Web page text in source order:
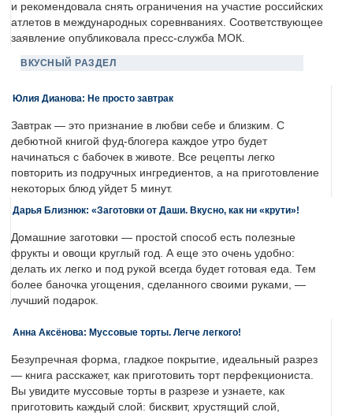
и рекомендовала снять ограничения на участие российских
атлетов в международных соревнваниях. Соответствующее
заявление опубликовала пресс-служба МОК.
ВКУСНЫЙ РАЗДЕЛ
Юлия Дианова: Не просто завтрак
Завтрак — это признание в любви себе и близким. С
дебютной книгой фуд-блогера каждое утро будет
начинаться с бабочек в животе. Все рецепты легко
повторить из подручных ингредиентов, а на приготовление
некоторых блюд уйдет 5 минут.
Дарья Близнюк: «Заготовки от Даши. Вкусно, как ни «крути»!
Домашние заготовки — простой способ есть полезные
фрукты и овощи круглый год. А еще это очень удобно:
делать их легко и под рукой всегда будет готовая еда. Тем
более баночка угощения, сделанного своими руками, —
лучший подарок.
Анна Аксёнова: Муссовые торты. Легче легкого!
Безупречная форма, гладкое покрытие, идеальный разрез
— книга расскажет, как приготовить торт перфекциониста.
Вы увидите муссовые торты в разрезе и узнаете, как
приготовить каждый слой: бисквит, хрустящий слой,